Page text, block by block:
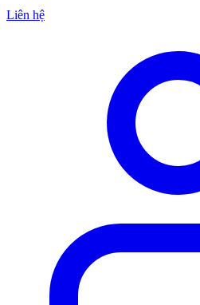
Liên hệ